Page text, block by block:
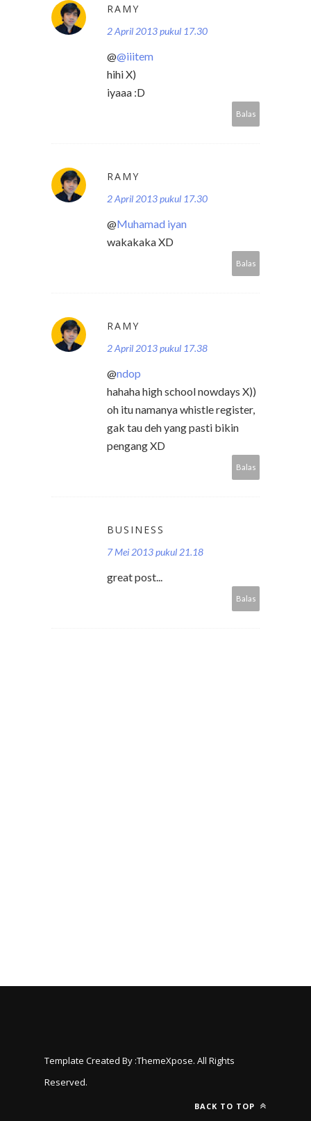
RAMY
2 April 2013 pukul 17.30
@@iiitem
hihi X)
iyaaa :D
Balas
RAMY
2 April 2013 pukul 17.30
@Muhamad iyan
wakakaka XD
Balas
RAMY
2 April 2013 pukul 17.38
@ndop
hahaha high school nowdays X))
oh itu namanya whistle register,
gak tau deh yang pasti bikin
pengang XD
Balas
BUSINESS
7 Mei 2013 pukul 21.18
great post...
Balas
Template Created By :ThemeXpose. All Rights
Reserved.
BACK TO TOP